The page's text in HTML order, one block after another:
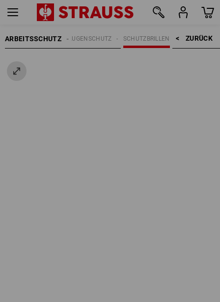
ARBEITSSCHUTZ ZURÜCK    >
SCHUTZBRILLEN
AUGENSCHUTZ